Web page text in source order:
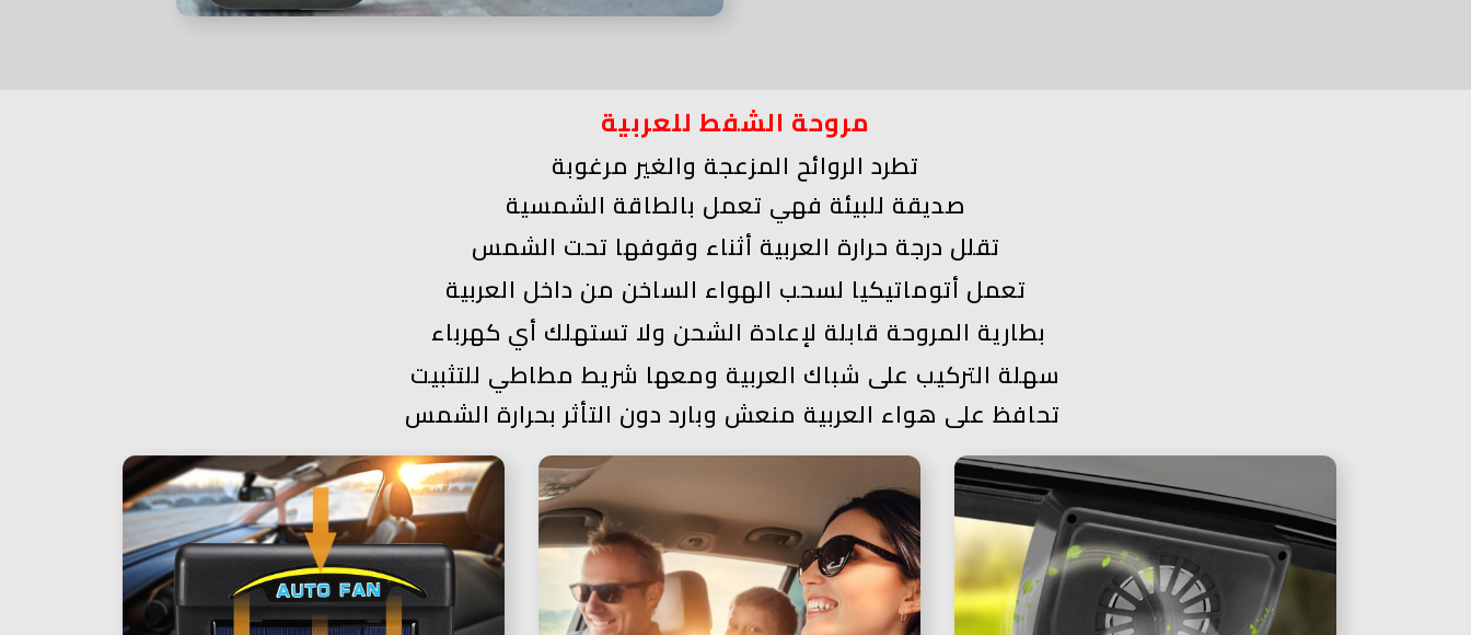
مروحة الشفط للعربية
تطرد الروائح المزعجة والغير مرغوبة
صديقة للبيئة فهي تعمل بالطاقة الشمسية
تقلل درجة حرارة العربية أثناء وقوفها تحت الشمس
تعمل أتوماتيكيا لسحب الهواء الساخن من داخل العربية
بطارية المروحة قابلة لإعادة الشحن ولا تستهلك أي كهرباء
سهلة التركيب على شباك العربية ومعها شريط مطاطي للتثبيت
تحافظ على هواء العربية منعش وبارد دون التأثر بحرارة الشمس